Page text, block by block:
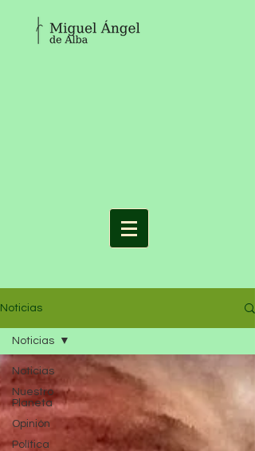
Noticias
Noticias
Nuestro
Planeta
Opinión
Política
Noticias